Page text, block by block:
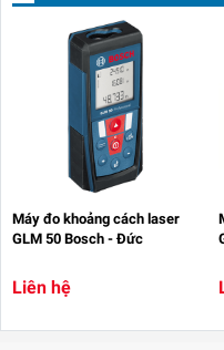
Máy đo khoảng cách laser
GLM 50 Bosch - Đức
Liên hệ